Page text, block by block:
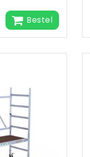
Bestel